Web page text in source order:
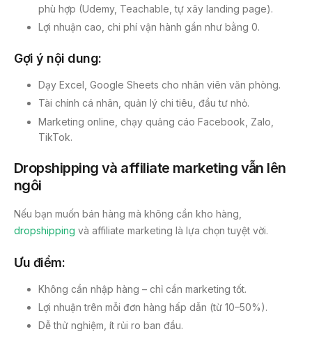
phù hợp (Udemy, Teachable, tự xây landing page).
Lợi nhuận cao, chi phí vận hành gần như bằng 0.
Gợi ý nội dung:
Dạy Excel, Google Sheets cho nhân viên văn phòng.
Tài chính cá nhân, quản lý chi tiêu, đầu tư nhỏ.
Marketing online, chạy quảng cáo Facebook, Zalo,
TikTok.
Dropshipping và affiliate marketing vẫn lên
ngôi
Nếu bạn muốn bán hàng mà không cần kho hàng,
dropshipping và affiliate marketing là lựa chọn tuyệt vời.
Ưu điểm:
Không cần nhập hàng – chỉ cần marketing tốt.
Lợi nhuận trên mỗi đơn hàng hấp dẫn (từ 10–50%).
Dễ thử nghiệm, ít rủi ro ban đầu.